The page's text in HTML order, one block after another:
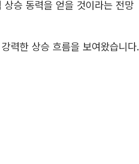
승 동력을 얻을 것이라는 전망
력한 상승 흐름을 보여왔습니다.